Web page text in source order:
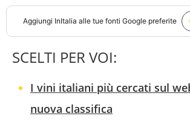
Aggiungi InItalia alle tue fonti Google preferite
SCELTI PER VOI:
I vini italiani più cercati sul
nuova classifica